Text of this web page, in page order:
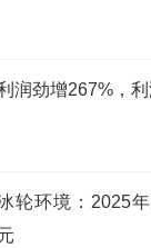
润劲增267%，
轮环境：2025